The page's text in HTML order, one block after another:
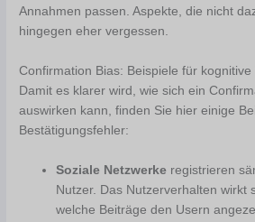
Annahmen passen. Aspekte, die nicht
hingegen eher vergessen.
Confirmation Bias: Beispiele für kognitive
Damit es klarer wird, wie sich ein
auswirken kann, finden Sie hier einige
Bestätigungsfehler:
Soziale Netzwerke registrieren
Nutzer. Das Nutzerverhalten wirkt
welche Beiträge den Usern